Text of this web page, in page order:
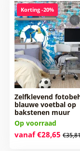
Korting -20%
Zelfklevend
blauwe voetbal op
bakstenen muur
Op voorraad
vanaf €28,65